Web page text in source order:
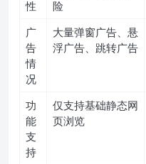
性
险
广
告
情
况
大量弹窗广告、悬
浮广告、跳转广告
功
能
支
持
仅支持基础静态网
页浏览